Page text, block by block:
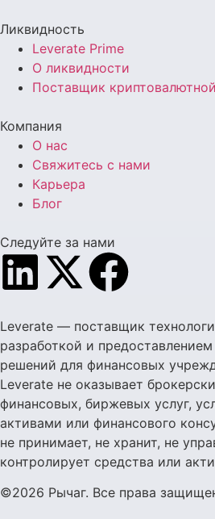
Ликвидность
Leverate Prime
О ликвидности
Поставщик
Компания
О нас
Свяжитесь с нами
Карьера
Блог
Следуйте за нами
Leverate — поставщик
разработкой и
решений для финансовых
Leverate не оказывает
финансовых, биржевых услуг,
активами или финансового
не принимает, не хранит, не
контролирует средства или
©2026 Рычаг. Все права